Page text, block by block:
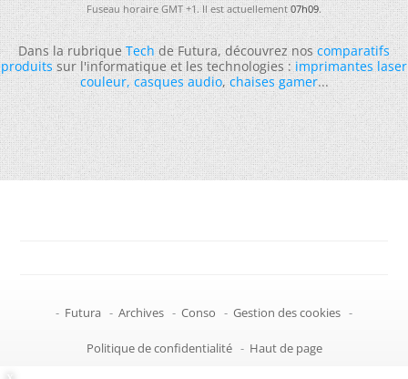
Fuseau horaire GMT +1. Il est actuellement07h09.
Dans la rubriqueTechde Futura, découvrez noscomparatifs
produitssur l'informatique et les technologies :imprimantes laser
couleur,casques audio,chaises gamer...
- Futura - Archives - Conso - Gestion des cookies -
Politique de confidentialité - Haut de page